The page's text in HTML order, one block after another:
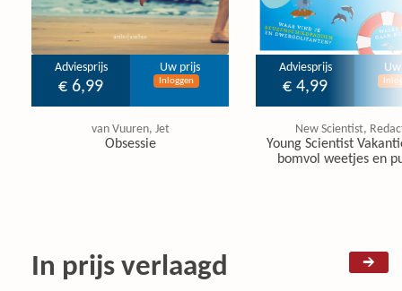
Adviesprijs
€ 6,99
Uw prijs
Inloggen
van Vuuren, Jet
Obsessie
Adviesprijs
€ 4,99
New Scientist,
Young Scientist
bomvol weetjes en
In prijs verlaagd